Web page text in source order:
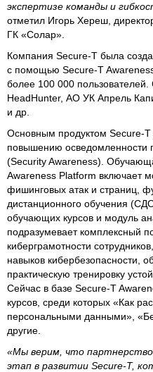
экспертизе команды и
отметил Игорь Хереш,
ГК «Солар».
Компания Secure-T была
с помощью Secure-T
более 100 000
HeadHunter, АО УК Апрель
и др.
Основным продуктом Secure-
повышению осведомленности
(Security Awareness).
Awareness Platform включает
фишинговых атак и страниц,
дистанционного обучения
обучающих курсов и модуль
подразумевает комплексный
киберграмотности
навыков кибербезопасности,
практическую тренировку
Сейчас в базе Secure-T
курсов, среди которых «Как
персональными данными»,
другие.
«Мы верим, что
этап в развитии Secure-T,